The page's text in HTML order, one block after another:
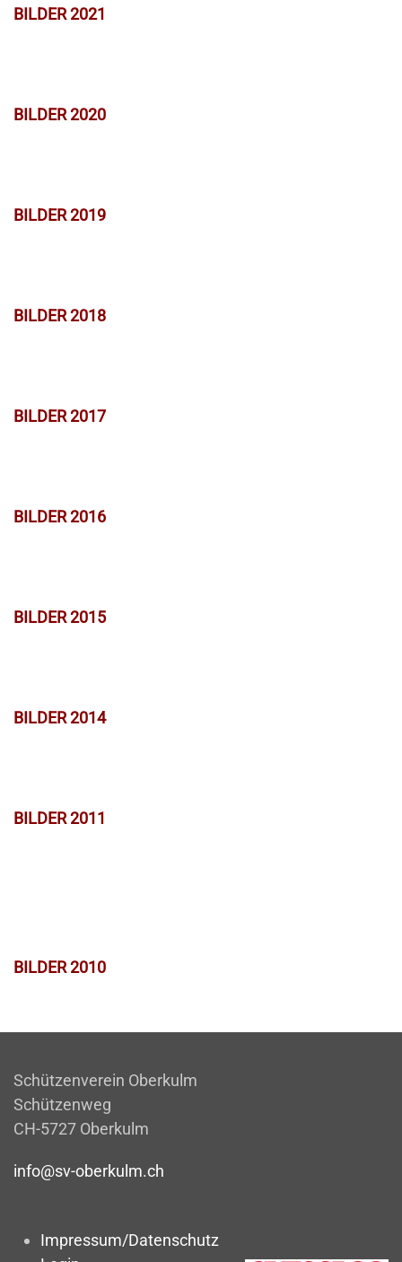
BILDER 2021
BILDER 2020
BILDER 2019
BILDER 2018
BILDER 2017
BILDER 2016
BILDER 2015
BILDER 2014
BILDER 2011
BILDER 2010
Schützenverein Oberkulm
Schützenweg
CH-5727 Oberkulm
info@sv-oberkulm.ch
Impressum/Datenschutz